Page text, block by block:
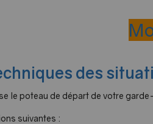
des
le poteau de départ de votre
suivantes :